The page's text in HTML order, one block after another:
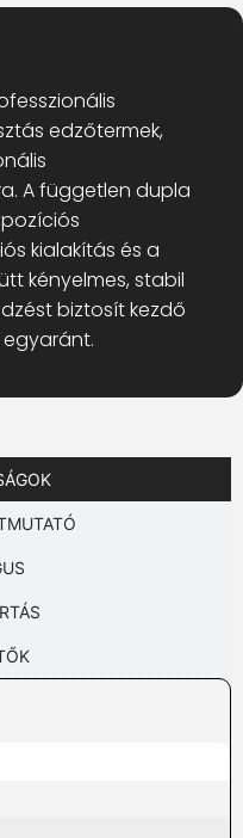
edzőtermek,
A független dupla
kialakítás és a
kényelmes, stabil
biztosít kezdő